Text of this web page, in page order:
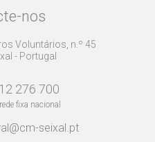
nos
Voluntários, n.º 45
- Portugal
276 700
fixa nacional
seixal.pt